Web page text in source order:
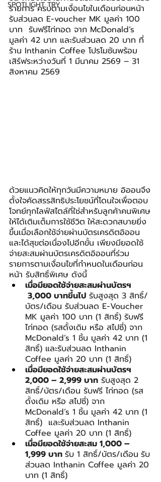
SPOTLIGHT TRY
รายการ ครบตามเงื่อนไขในเดือนก่อนหน้า
รับส่วนลด E-voucher MK มูลค่า 100
บาท  รับฟรีไก่ทอด จาก McDonald’s
มูลค่า 42 บาท และรับส่วนลด 20 บาท ที่
ร้าน Inthanin Coffee โปรโมชันพร้อม
เสิร์ฟระหว่างวันที่ 1 มีนาคม 2569 – 31
สิงหาคม 2569
ด้วยแนวคิดให้ทุกวันมีความหมาย อิออนจึง
ตั้งใจคัดสรรสิทธิประโยชน์ที่โดนใจเพื่อตอบ
โจทย์ทุกไลฟ์สไตล์ที่ใช่สำหรับลูกค้าคนพิเศษ
ให้ได้เติมเต็มการใช้ชีวิต ให้สะดวกสบายยิ่ง
ขึ้นเมื่อเลือกใช้จ่ายผ่านบัตรเครดิตอิออน
และได้สุขต่อเนื่องไปอีกขั้น เพียงมียอดใช้
จ่ายสะสมผ่านบัตรเครดิตอิออนที่ร่วม
รายการตามเงื่อนไขที่กำหนดในเดือนก่อน
หน้า รับสิทธิ์พิเศษ ดังนี้
เมื่อมียอดใช้จ่ายสะสมผ่านบัตรฯ
3,000 บาทขึ้นไป รับสูงสุด 3 สิทธิ์/
บัตร/เดือน รับส่วนลด E-Voucher
MK มูลค่า 100 บาท (1 สิทธิ์) รับฟรี
ไก่ทอด (รสดั้งเดิม หรือ สไปซี่) จาก
McDonald’s 1 ชิ้น มูลค่า 42 บาท (1
สิทธิ์) และรับส่วนลด Inthanin
Coffee มูลค่า 20 บาท (1 สิทธิ์)
เมื่อมียอดใช้จ่ายสะสมผ่านบัตรฯ
2,000 – 2,999 บาท รับสูงสุด 2
สิทธิ์/บัตร/เดือน รับฟรี ไก่ทอด (รส
ดั้งเดิม หรือ สไปซี่) จาก
McDonald’s 1 ชิ้น มูลค่า 42 บาท (1
สิทธิ์)  และรับส่วนลด Inthanin
Coffee มูลค่า 20 บาท (1 สิทธิ์)
เมื่อมียอดใช้จ่ายสะสม 1,000 –
1,999 บาท รับ 1 สิทธิ์/บัตร/เดือน รับ
ส่วนลด Inthanin Coffee มูลค่า 20
บาท (1 สิทธิ์)